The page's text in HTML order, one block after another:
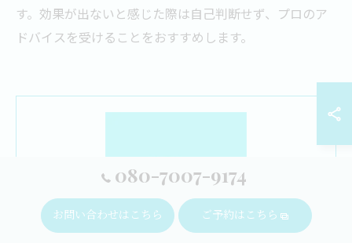
す。効果が出ないと感じた際は自己判断せず、プロのア
ドバイスを受けることをおすすめします。
080-7007-9174
お問い合わせはこちら ご予約はこちら